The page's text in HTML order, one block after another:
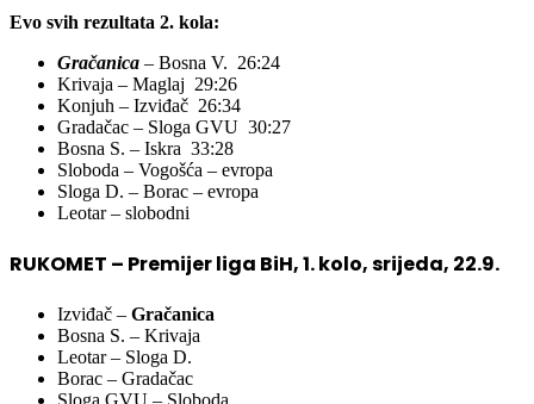
Evo svih rezultata 2. kola:
Gračanica – Bosna V. 26:24
Krivaja – Maglaj 29:26
Konjuh – Izviđač 26:34
Gradačac – Sloga GVU 30:27
Bosna S. – Iskra 33:28
Sloboda – Vogošća – evropa
Sloga D. – Borac – evropa
Leotar – slobodni
RUKOMET – Premijer liga BiH, 1. kolo, srijeda, 22.9.
Izviđač – Gračanica
Bosna S. – Krivaja
Leotar – Sloga D.
Borac – Gradačac